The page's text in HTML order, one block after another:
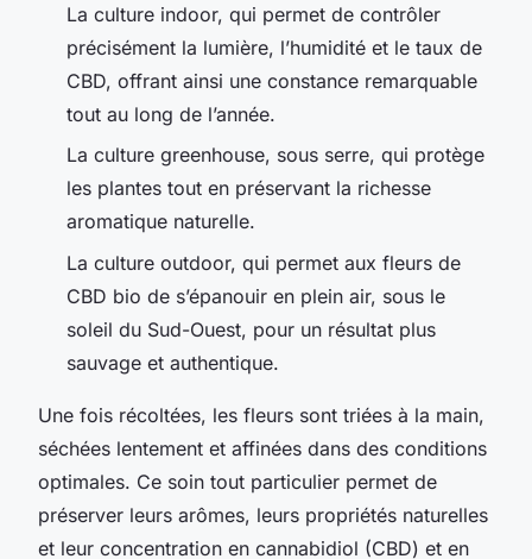
La culture indoor, qui permet de contrôler
précisément la lumière, l’humidité et le taux de
CBD, offrant ainsi une constance remarquable
tout au long de l’année.
La culture greenhouse, sous serre, qui protège
les plantes tout en préservant la richesse
aromatique naturelle.
La culture outdoor, qui permet aux fleurs de
CBD bio de s’épanouir en plein air, sous le
soleil du Sud-Ouest, pour un résultat plus
sauvage et authentique.
Une fois récoltées, les fleurs sont triées à la main,
séchées lentement et affinées dans des conditions
optimales. Ce soin tout particulier permet de
préserver leurs arômes, leurs propriétés naturelles
et leur concentration en cannabidiol (CBD) et en